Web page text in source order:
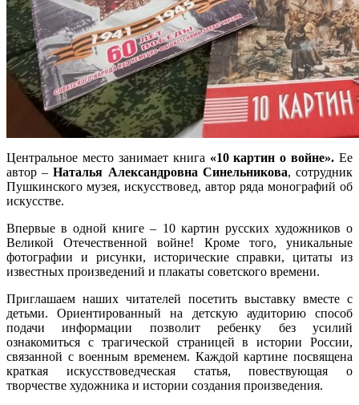
Центральное место занимает книга «10 картин о войне». Ее
автор –Наталья Александровна Синельникова, сотрудник
Пушкинского музея, искусствовед, автор ряда монографий об
искусстве.
Впервые в одной книге – 10 картин русских художников о
Великой Отечественной войне! Кроме того, уникальные
фотографии и рисунки, исторические справки, цитаты из
известных произведений и плакаты советского времени.
Приглашаем наших читателей посетить выставку вместе с
детьми. Ориентированный на детскую аудиторию способ
подачи информации позволит ребенку без усилий
ознакомиться с трагической страницей в истории России,
связанной с военным временем. Каждой картине посвящена
краткая искусствоведческая статья, повествующая о
творчестве художника и истории создания произведения.